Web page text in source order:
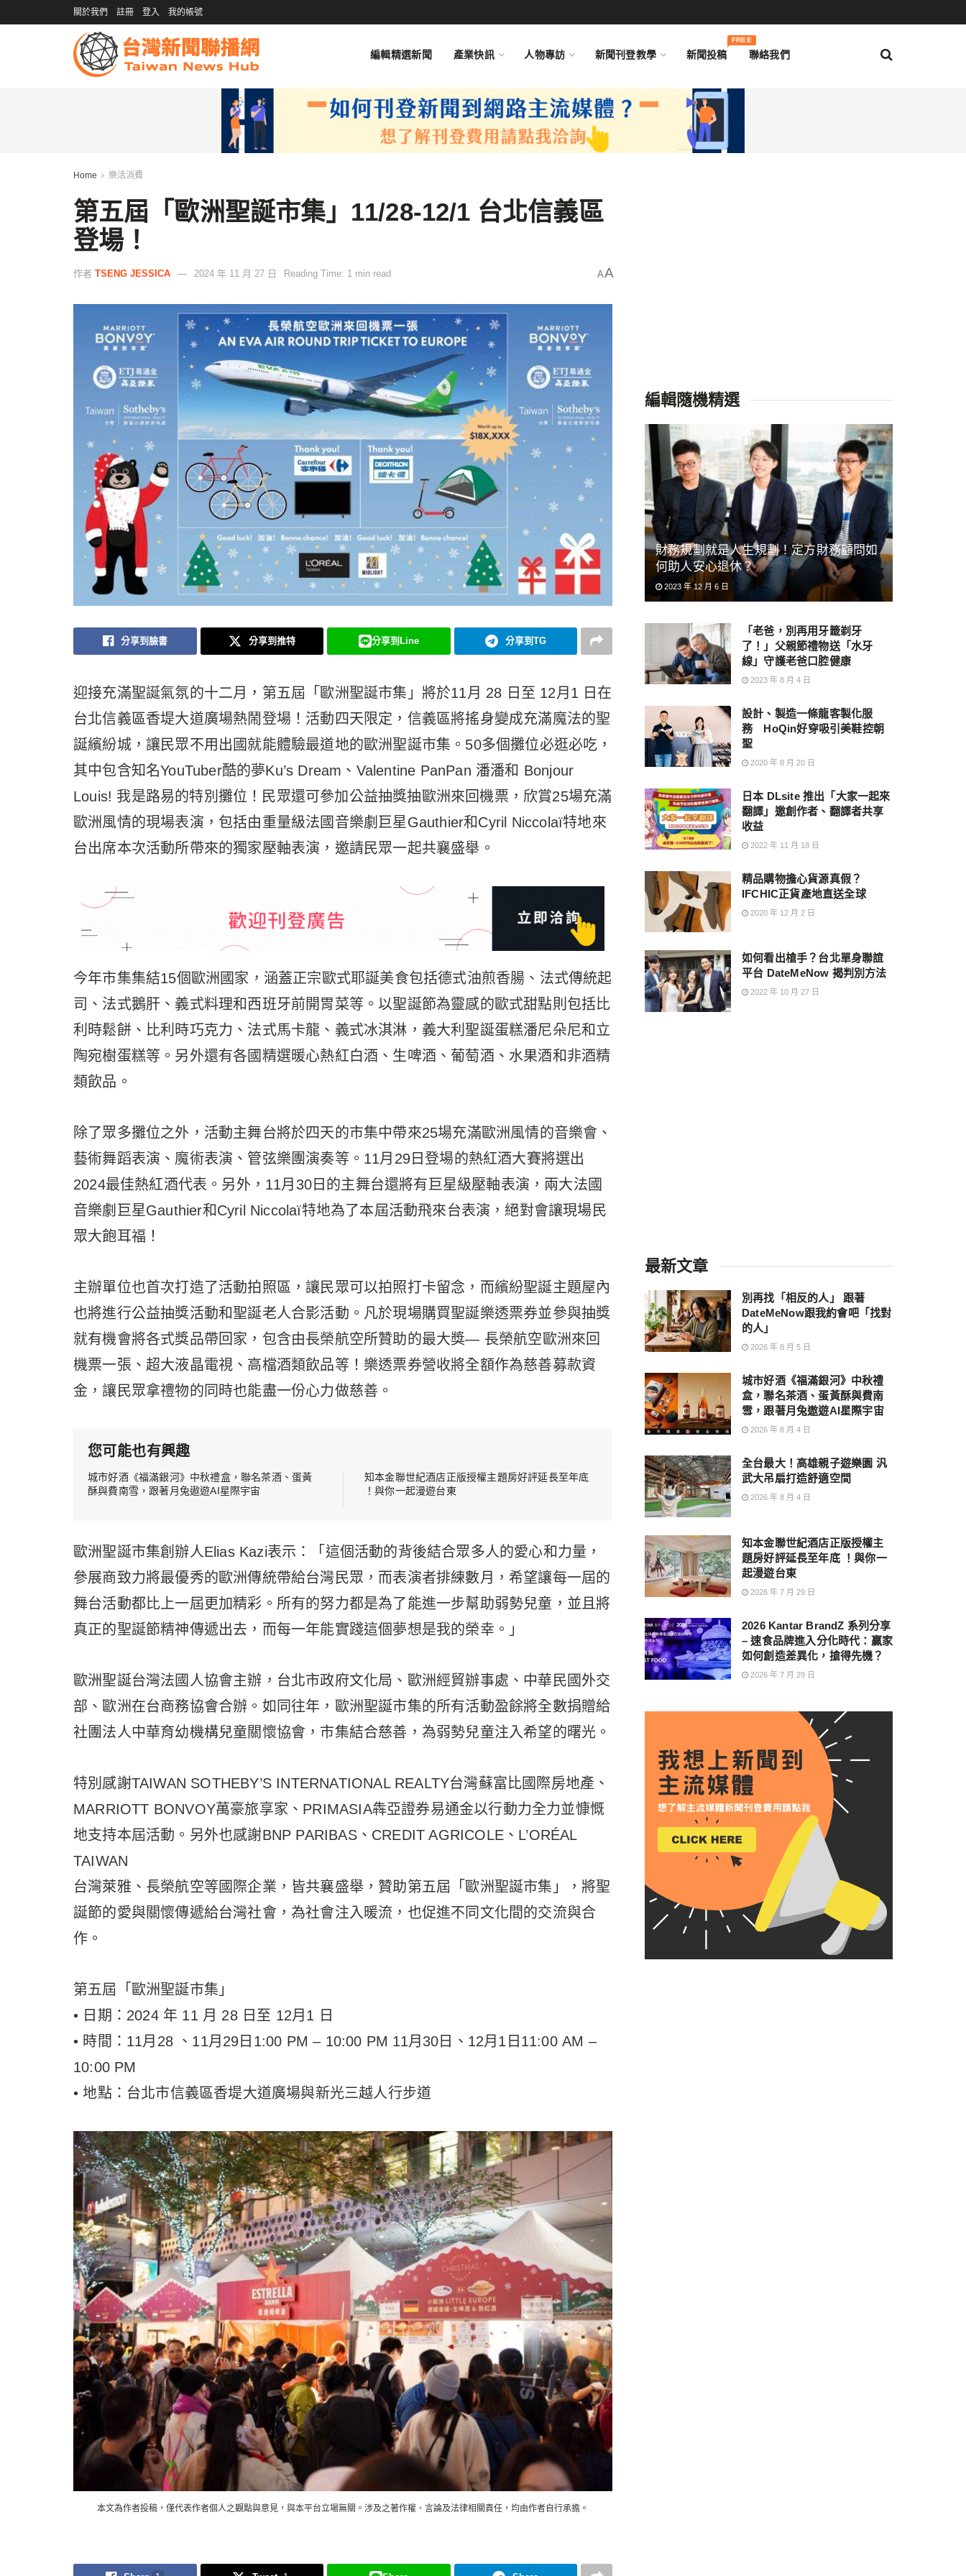
關於我們 註冊 登入 我的帳號
編輯精選新聞 產業快訊 人物專訪 新聞刊登教學 新聞投稿
FREE
聯絡我們
Home 樂活消費
第五屆「歐洲聖誕市集」11/28-12/1 台北信義區
登場！
作者 TSENG JESSICA 2024 年 11 月 27 日 Reading Time: 1 min read AA
分享到臉書 分享到推特 分享到Line 分享到TG
迎接充滿聖誕氣氛的十二月，第五屆「歐洲聖誕市集」將於11月 28 日至 12月1 日在
台北信義區香堤大道廣場熱鬧登場！活動四天限定，信義區將搖身變成充滿魔法的聖
誕繽紛城，讓民眾不用出國就能體驗最道地的歐洲聖誕市集。50多個攤位必逛必吃，
其中包含知名YouTuber酷的夢Ku’s Dream、Valentine PanPan 潘潘和 Bonjour
Louis! 我是路易的特別攤位！民眾還可參加公益抽獎抽歐洲來回機票，欣賞25場充滿
歐洲風情的現場表演，包括由重量級法國音樂劇巨星Gauthier和Cyril Niccolaï特地來
台出席本次活動所帶來的獨家壓軸表演，邀請民眾一起共襄盛舉。
今年市集集結15個歐洲國家，涵蓋正宗歐式耶誕美食包括德式油煎香腸、法式傳統起
司、法式鵝肝、義式料理和西班牙前開胃菜等。以聖誕節為靈感的歐式甜點則包括比
利時鬆餅、比利時巧克力、法式馬卡龍、義式冰淇淋，義大利聖誕蛋糕潘尼朵尼和立
陶宛樹蛋糕等。另外還有各國精選暖心熱紅白酒、生啤酒、葡萄酒、水果酒和非酒精
類飲品。
除了眾多攤位之外，活動主舞台將於四天的市集中帶來25場充滿歐洲風情的音樂會、
藝術舞蹈表演、魔術表演、管弦樂團演奏等。11月29日登場的熱紅酒大賽將選出
2024最佳熱紅酒代表。另外，11月30日的主舞台還將有巨星級壓軸表演，兩大法國
音樂劇巨星Gauthier和Cyril Niccolaï特地為了本屆活動飛來台表演，絕對會讓現場民
眾大飽耳福！
主辦單位也首次打造了活動拍照區，讓民眾可以拍照打卡留念，而繽紛聖誕主題屋內
也將進行公益抽獎活動和聖誕老人合影活動。凡於現場購買聖誕樂透票券並參與抽獎
就有機會將各式獎品帶回家，包含由長榮航空所贊助的最大獎— 長榮航空歐洲來回
機票一張、超大液晶電視、高檔酒類飲品等！樂透票券營收將全額作為慈善募款資
金，讓民眾拿禮物的同時也能盡一份心力做慈善。
您可能也有興趣
城市好酒《福滿銀河》中秋禮盒，聯名茶酒、蛋黃
酥與費南雪，跟著月兔遨遊AI星際宇宙
知本金聯世紀酒店正版授權主題房好評延長至年底
！與你一起漫遊台東
歐洲聖誕市集創辦人Elias Kazi表示：「這個活動的背後結合眾多人的愛心和力量，
參展商致力將最優秀的歐洲傳統帶給台灣民眾，而表演者排練數月，希望讓每一屆的
舞台活動都比上一屆更加精彩。所有的努力都是為了能進一步幫助弱勢兒童，並且將
真正的聖誕節精神傳遞出去，而每一年能實踐這個夢想是我的榮幸。」
歐洲聖誕台灣法國人協會主辦，台北市政府文化局、歐洲經貿辦事處、中華民國外交
部、歐洲在台商務協會合辦。如同往年，歐洲聖誕市集的所有活動盈餘將全數捐贈給
社團法人中華育幼機構兒童關懷協會，市集結合慈善，為弱勢兒童注入希望的曙光。
特別感謝TAIWAN SOTHEBY’S INTERNATIONAL REALTY台灣蘇富比國際房地產、
MARRIOTT BONVOY萬豪旅享家、PRIMASIA犇亞證券易通金以行動力全力並慷慨
地支持本屆活動。另外也感謝BNP PARIBAS、CREDIT AGRICOLE、L’ORÉAL
TAIWAN
台灣萊雅、長榮航空等國際企業，皆共襄盛舉，贊助第五屆「歐洲聖誕市集」，將聖
誕節的愛與關懷傳遞給台灣社會，為社會注入暖流，也促進不同文化間的交流與合
作。
第五屆「歐洲聖誕市集」
• 日期：2024 年 11 月 28 日至 12月1 日
• 時間：11月28 、11月29日1:00 PM – 10:00 PM 11月30日、12月1日11:00 AM –
10:00 PM
• 地點：台北市信義區香堤大道廣場與新光三越人行步道
本文為作者投稿，僅代表作者個人之觀點與意見，與本平台立場無關。涉及之著作權、言論及法律相關責任，均由作者自行承擔。
編輯隨機精選
財務規劃就是人生規劃！定方財務顧問如
何助人安心退休？
2023 年 12 月 6 日
「老爸，別再用牙籤剃牙
了！」父親節禮物送「水牙
線」守護老爸口腔健康
2023 年 8 月 4 日
設計、製造一條龍客製化服
務 HoQin好穿吸引美鞋控朝
聖
2020 年 8 月 20 日
日本 DLsite 推出「大家一起來
翻譯」邀創作者、翻譯者共享
收益
2022 年 11 月 18 日
精品購物擔心貨源真假？
IFCHIC正貨產地直送全球
2020 年 12 月 2 日
如何看出槍手？台北單身聯誼
平台 DateMeNow 揭判別方法
2022 年 10 月 27 日
最新文章
別再找「相反的人」 跟著
DateMeNow跟我約會吧「找對
的人」
2026 年 8 月 5 日
城市好酒《福滿銀河》中秋禮
盒，聯名茶酒、蛋黃酥與費南
雪，跟著月兔遨遊AI星際宇宙
2026 年 8 月 4 日
全台最大！高雄親子遊樂園 汎
武大吊扇打造舒適空間
2026 年 8 月 4 日
知本金聯世紀酒店正版授權主
題房好評延長至年底 ！與你一
起漫遊台東
2026 年 7 月 29 日
2026 Kantar BrandZ 系列分享
– 速食品牌進入分化時代：贏家
如何創造差異化，搶得先機？
2026 年 7 月 29 日